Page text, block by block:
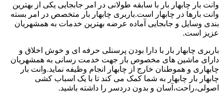
وانت بار چابهار بار با سابقه طولانی در امر جابجایی یکی از بهترین
وانت بارها در چابهار است.باربری چابهار بار متخصص در امر بسته
بندی وسایل و جابجایی آماده عرضه بهترین خدمات به همشهریان
عزیز است.
باربری چابهار بار با دارا بودن پرسنلی حرفه ای و خوش اخلاق و
دارای ماشین های مخصوص بار جهت خدمت رسانی به همشهریان
چابهاری و هموطنان خارج از چابهار انجام وظیفه نماید.وانت بار
چابهار بار چابهار به شما کمک می کند تا با یک اسباب کشی
اصولی،راحت،آسان و بدون دردسر را داشته باشید.